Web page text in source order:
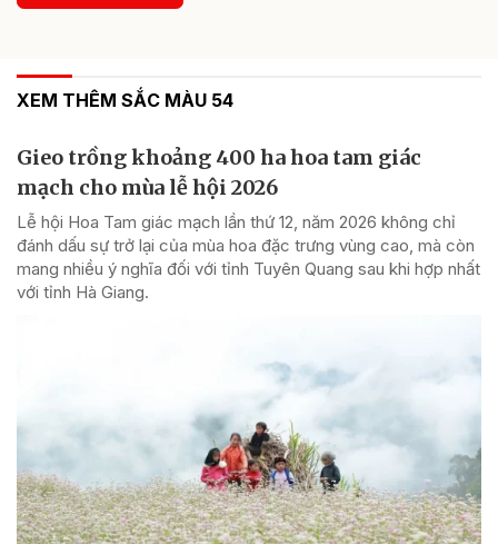
XEM THÊM SẮC MÀU 54
Gieo trồng khoảng 400 ha hoa tam giác
mạch cho mùa lễ hội 2026
Lễ hội Hoa Tam giác mạch lần thứ 12, năm 2026 không chỉ
đánh dấu sự trở lại của mùa hoa đặc trưng vùng cao, mà còn
mang nhiều ý nghĩa đối với tỉnh Tuyên Quang sau khi hợp nhất
với tỉnh Hà Giang.